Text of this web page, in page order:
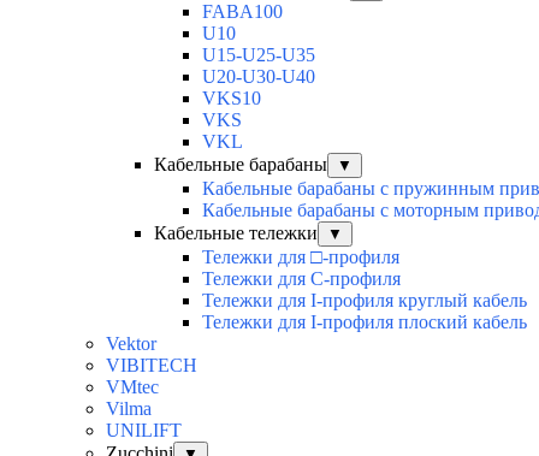
FABA100
U10
U15-U25-U35
U20-U30-U40
VKS10
VKS
VKL
Кабельные барабаны
▼
Кабельные барабаны с пружинным
Кабельные барабаны с моторным
Кабельные тележки
▼
Тележки для □-профиля
Тележки для С-профиля
Тележки для I-профиля круглый кабель
Тележки для I-профиля плоский кабель
Vektor
VIBITECH
VMtec
Vilma
UNILIFT